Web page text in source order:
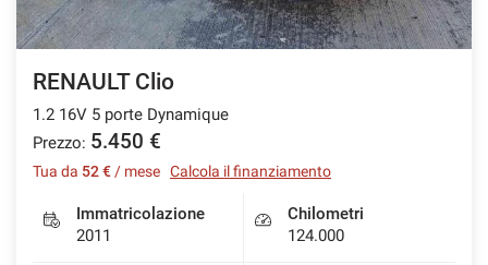
RENAULT Clio
1.2 16V 5 porte Dynamique
Prezzo: 5.450 €
Tua da 52 € / mese Calcola il finanziamento
Immatricolazione
2011
Chilometri
124.000